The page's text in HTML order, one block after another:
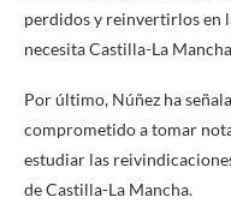
perdidos y reinvertirlos en
necesita Castilla-La
Por último, Núñez ha
comprometido a tomar
estudiar las
de Castilla-La Mancha.